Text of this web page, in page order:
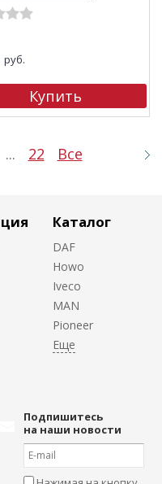
руб.
... 22 Все
Каталог
DAF
Howo
Iveco
MAN
Pioneer
Подпишитесь
на наши новости